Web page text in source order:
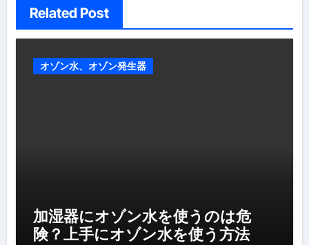
Related Post
オゾン水、オゾン発生器
加湿器にオゾン水を使うのは危
険？上手にオゾン水を使う方法